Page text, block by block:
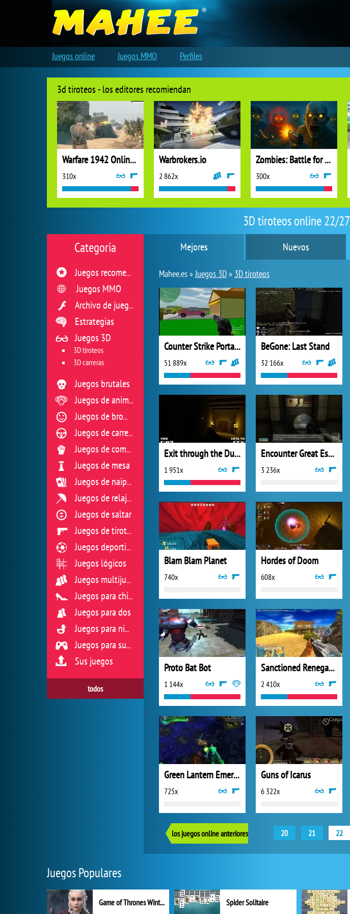
3D tiroteos online 22/27
Mejores Nuevos
Mahee.es »Juegos 3D» 3D tiroteos
Counter Strike Portable
51 889x
BeGone: Last Stand
32 166x
Exit through the Dungeon
1 951x
Encounter Great Escape
3 236x
Blam Blam Planet
740x
Hordes of Doom
608x
Proto Bat Bot
1 144x
Sanctioned Renegades
2 410x
Green Lantern Emerald Adventures
725x
Guns of Icarus
6 322x
los juegos online anteriores 20 21 22
Categoria
Juegos recomendados
Juegos MMO
Archivo de juegos flash
Estrategias
Juegos 3D
3D tiroteos
3D carreras
Juegos brutales
Juegos de animales
Juegos de broma
Juegos de carreras
Juegos de combate
Juegos de mesa
Juegos de naipes
Juegos de relajación
Juegos de saltar
Juegos de tiroteo
Juegos deportivos
Juegos lógicos
Juegos multijugador
Juegos para chicas
Juegos para dos
Juegos para niños
Juegos para sus reflejos
Sus juegos
todos
3d tiroteos - los editores recomiendan
Warfare 1942 Online Shooter
310x
Warbrokers.io
2 862x
Zombies: Battle for Survival
300x
Juegos Populares
Game of Thrones Winter is Coming Spider Solitaire
Juegos online Juegos MMO Perfiles